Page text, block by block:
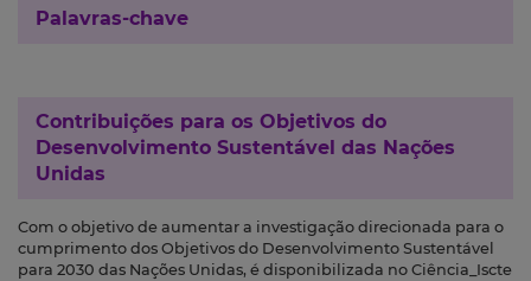
Palavras-chave
Contribuições para os Objetivos do
Desenvolvimento Sustentável das Nações
Unidas
Com o objetivo de aumentar a investigação direcionada para o
cumprimento dos Objetivos do Desenvolvimento Sustentável
para 2030 das Nações Unidas, é disponibilizada no Ciência_Iscte